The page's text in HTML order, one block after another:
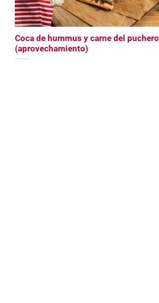
Coca de hummus y carne del puchero
(aprovechamiento)